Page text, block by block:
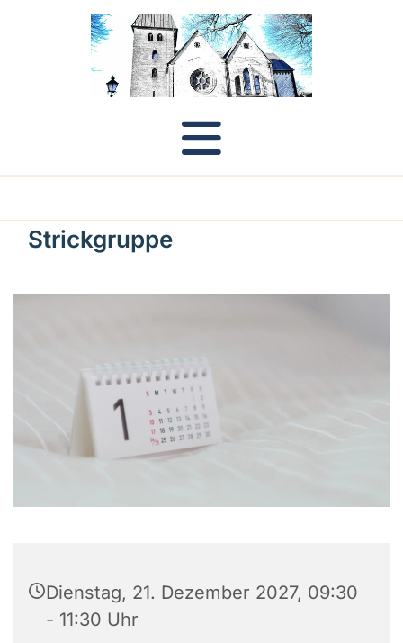
Strickgruppe
Dienstag, 21. Dezember 2027, 09:30
- 11:30 Uhr